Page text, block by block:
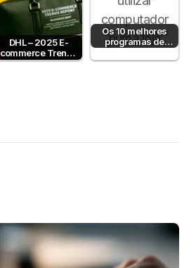
DHL – 2025 E-
commerce Trends
Report - Logística,
Os 10 melhores
programas de
faturação para lojas
online